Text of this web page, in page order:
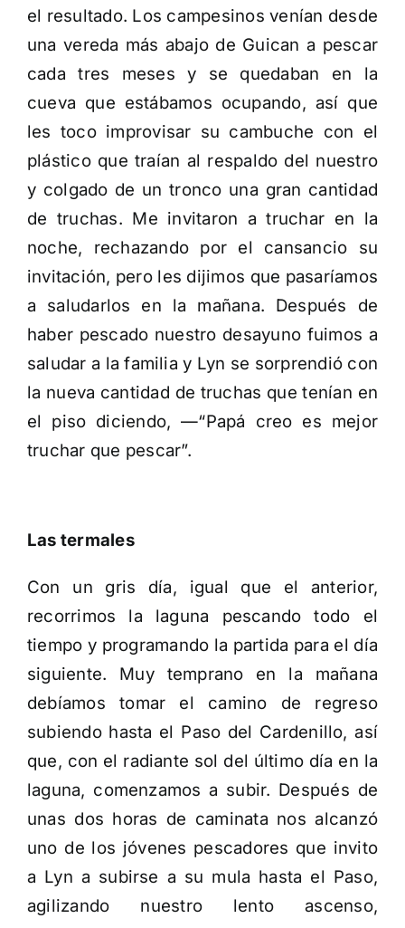
el resultado. Los campesinos venían desde
una vereda más abajo de Guican a pescar
cada tres meses y se quedaban en la
cueva que estábamos ocupando, así que
les toco improvisar su cambuche con el
plástico que traían al respaldo del nuestro
y colgado de un tronco una gran cantidad
de truchas. Me invitaron a truchar en la
noche, rechazando por el cansancio su
invitación, pero les dijimos que pasaríamos
a saludarlos en la mañana. Después de
haber pescado nuestro desayuno fuimos a
saludar a la familia y Lyn se sorprendió con
la nueva cantidad de truchas que tenían en
el piso diciendo, —“Papá creo es mejor
truchar que pescar”.
Las termales
Con un gris día, igual que el anterior,
recorrimos la laguna pescando todo el
tiempo y programando la partida para el día
siguiente. Muy temprano en la mañana
debíamos tomar el camino de regreso
subiendo hasta el Paso del Cardenillo, así
que, con el radiante sol del último día en la
laguna, comenzamos a subir. Después de
unas dos horas de caminata nos alcanzó
uno de los jóvenes pescadores que invito
a Lyn a subirse a su mula hasta el Paso,
agilizando nuestro lento ascenso,